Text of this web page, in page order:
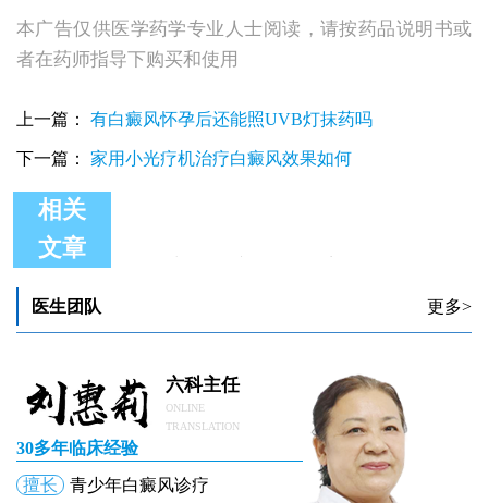
本广告仅供医学药学专业人士阅读，请按药品说明书或
者在药师指导下购买和使用
上一篇： 有白癜风怀孕后还能照UVB灯抹药吗
下一篇： 家用小光疗机治疗白癜风效果如何
相关
文章
睾丸长了三处对称性白斑是怎么回事
医生团队 更多>
六科主任
ONLINE
TRANSLATION
30多年临床经验
擅长
青少年白癜风诊疗